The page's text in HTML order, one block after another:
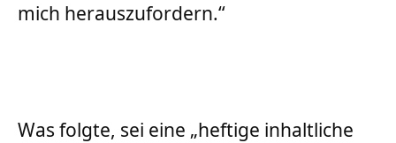
mich herauszufordern.“
Was folgte, sei eine „heftige inhaltliche